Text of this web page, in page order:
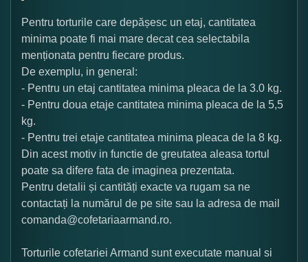
Pentru torturile care depășesc un etaj, cantitatea
minima poate fi mai mare decat cea selectabila
menționata pentru fiecare produs.
De exemplu, in general:
- Pentru un etaj cantitatea minima pleaca de la 3.0 kg.
- Pentru doua etaje cantitatea minima pleaca de la 5,5
kg.
- Pentru trei etaje cantitatea minima pleaca de la 8 kg.
Din acest motiv in functie de greutatea aleasa tortul
poate sa difere fata de imaginea prezentata.
Pentru detalii și cantități exacte va rugam sa ne
contactați la numărul de pe site sau la adresa de mail
comanda@cofetariaarmand.ro.
Torturile cofetariei Armand sunt executate manual si